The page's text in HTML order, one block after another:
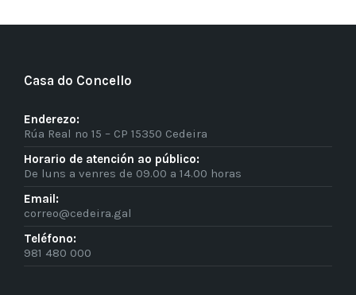
Casa do Concello
Enderezo:
Rúa Real nº 15 – CP 15350 Cedeira
Horario de atención ao público:
De luns a venres de 09.00 a 14.00 horas
Email:
correo@cedeira.gal
Teléfono:
981 480 000